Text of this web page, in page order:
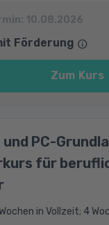
10.08.2026
Förderung
Zum Kurs
PC-
für
in Vollzeit; 4